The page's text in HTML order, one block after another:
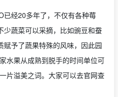
已经20多年了，不仅有各种莓
少蔬菜可以采摘，比如豌豆和蚕
赋予了蔬果特殊的风味，因此园
水果从成熟到脱手的时间单位可
片溢美之词。大家可以去官网查